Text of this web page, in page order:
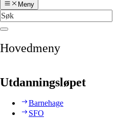
Meny
Hovedmeny
Utdanningsløpet
Barnehage
SFO